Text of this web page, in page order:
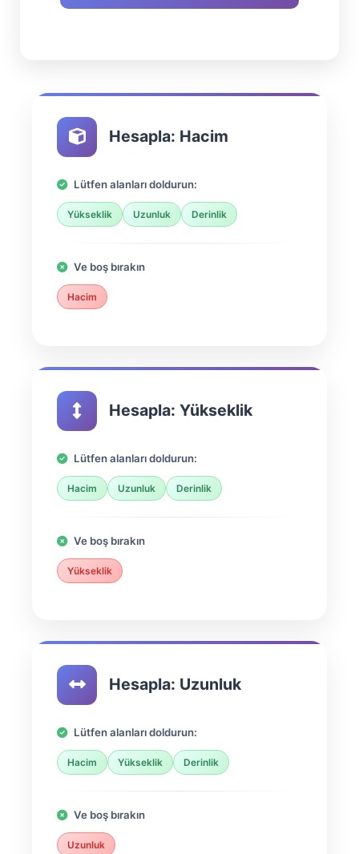
Hesapla: Hacim
Lütfen alanları doldurun:
Yükseklik Uzunluk Derinlik
Ve boş bırakın
Hacim
Hesapla: Yükseklik
Lütfen alanları doldurun:
Hacim Uzunluk Derinlik
Ve boş bırakın
Yükseklik
Hesapla: Uzunluk
Lütfen alanları doldurun:
Hacim Yükseklik Derinlik
Ve boş bırakın
Uzunluk